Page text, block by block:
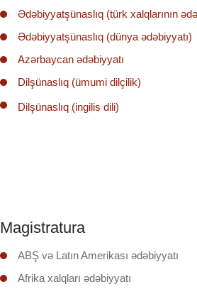
Ədəbiyyatşünaslıq (türk xalqlarının
Ədəbiyyatşünaslıq (dünya ədəbiyyatı)
Azərbaycan ədəbiyyatı
Dilşünaslıq (ümumi dilçilik)
Dilşünaslıq (ingilis dili)
Magistratura
ABŞ və Latın Amerikası ədəbiyyatı
Afrika xalqları ədəbiyyatı